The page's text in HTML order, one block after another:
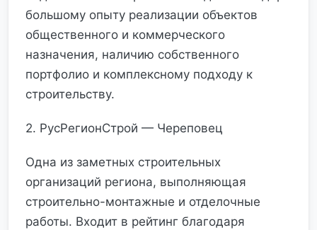
большому опыту реализации объектов
общественного и коммерческого
назначения, наличию собственного
портфолио и комплексному подходу к
строительству.
2. РусРегионСтрой — Череповец
Одна из заметных строительных
организаций региона, выполняющая
строительно-монтажные и отделочные
работы. Входит в рейтинг благодаря